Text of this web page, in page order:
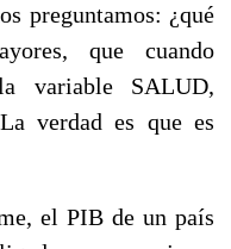
preguntamos: ¿qué
que cuando
variable SALUD,
verdad es que es
el PIB de un país